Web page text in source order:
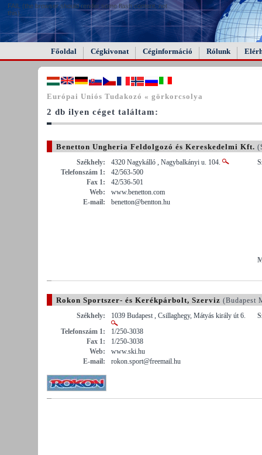
FAIL (the browser should render some flash content, not
this).
Főoldal Cégkivonat Céginformáció Rólunk
Európai Uniós Tudakozó « görkorcsolya
2 db ilyen céget találtam:
Benetton Ungheria Feldolgozó és Kereskedelmi Kft.
Székhely:
4320 Nagykálló , Nagybalkányi u. 104.
Telefonszám 1:
42/563-500
Fax 1:
42/536-501
Web:
www.benetton.com
E-mail:
benetton@bentton.hu
Rokon Sportszer- és Kerékpárbolt, Szerviz (Budapest
Székhely:
1039 Budapest , Csillaghegy, Mátyás király út 6.
Telefonszám 1:
1/250-3038
Fax 1:
1/250-3038
Web:
www.ski.hu
E-mail:
rokon.sport@freemail.hu